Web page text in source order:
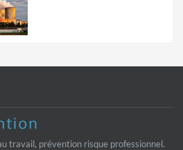
travail, prévention risque professionnel.